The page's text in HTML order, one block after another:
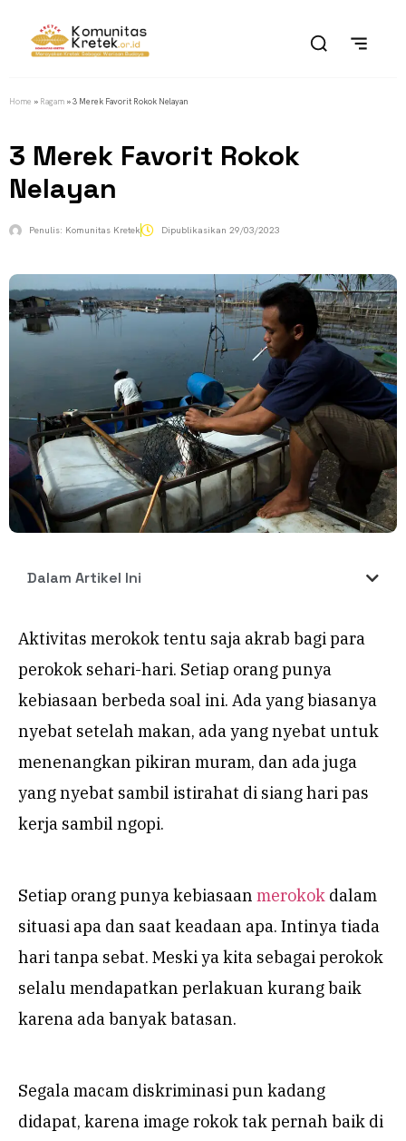
Home » Ragam »3 Merek Favorit Rokok Nelayan
3 Merek Favorit Rokok
Nelayan
Penulis: Komunitas Kretek Dipublikasikan 29/03/2023
Dalam Artikel Ini
Aktivitas merokok tentu saja akrab bagi para
perokok sehari-hari. Setiap orang punya
kebiasaan berbeda soal ini. Ada yang biasanya
nyebat setelah makan, ada yang nyebat untuk
menenangkan pikiran muram, dan ada juga
yang nyebat sambil istirahat di siang hari pas
kerja sambil ngopi.
Setiap orang punya kebiasaan merokok dalam
situasi apa dan saat keadaan apa. Intinya tiada
hari tanpa sebat. Meski ya kita sebagai perokok
selalu mendapatkan perlakuan kurang baik
karena ada banyak batasan.
Segala macam diskriminasi pun kadang
didapat, karena image rokok tak pernah baik di